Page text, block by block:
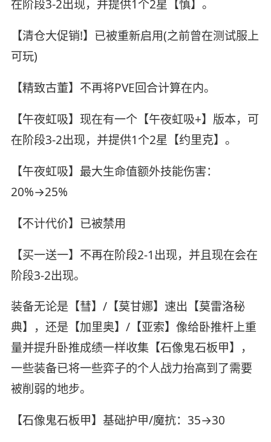
在阶段3-2出现，并提供1个2星【慎】。
【清仓大促销!】已被重新启用(之前曾在测试服上
可玩)
【精致古董】不再将PVE回合计算在内。
【午夜虹吸】现在有一个【午夜虹吸+】版本，可
在阶段3-2出现，并提供1个2星【约里克】。
【午夜虹吸】最大生命值额外技能伤害：
20%→25%
【不计代价】已被禁用
【买一送一】不再在阶段2-1出现，并且现在会在
阶段3-2出现。
装备无论是【彗】/【莫甘娜】速出【莫雷洛秘
典】，还是【加里奥】/【亚索】像给卧推杆上重
量并提升卧推成绩一样收集【石像鬼石板甲】，
一些装备已将一些弈子的个人战力抬高到了需要
被削弱的地步。
【石像鬼石板甲】基础护甲/魔抗：35→30